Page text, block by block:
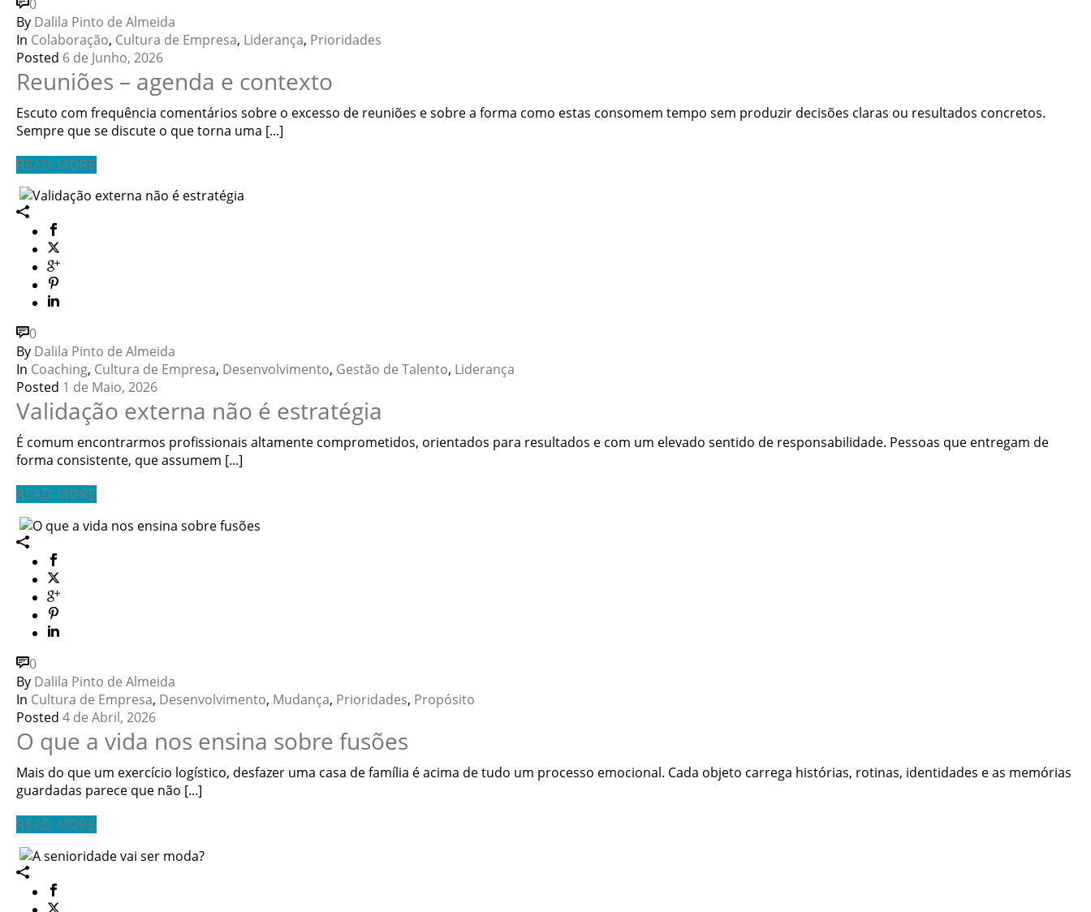
0
By Dalila Pinto de Almeida
In Colaboração, Cultura de Empresa, Liderança, Prioridades
Posted 6 de Junho, 2026
Reuniões – agenda e contexto
Escuto com frequência comentários sobre o excesso de reuniões e sobre a forma como estas consomem tempo sem produzir decisões claras ou resultados concretos.
Sempre que se discute o que torna uma [...]
READ MORE
0
By Dalila Pinto de Almeida
In Coaching, Cultura de Empresa, Desenvolvimento, Gestão de Talento, Liderança
Posted 1 de Maio, 2026
Validação externa não é estratégia
É comum encontrarmos profissionais altamente comprometidos, orientados para resultados e com um elevado sentido de responsabilidade. Pessoas que entregam de
forma consistente, que assumem [...]
READ MORE
0
By Dalila Pinto de Almeida
In Cultura de Empresa, Desenvolvimento, Mudança, Prioridades, Propósito
Posted 4 de Abril, 2026
O que a vida nos ensina sobre fusões
Mais do que um exercício logístico, desfazer uma casa de família é acima de tudo um processo emocional. Cada objeto carrega histórias, rotinas, identidades e as memórias
guardadas parece que não [...]
READ MORE